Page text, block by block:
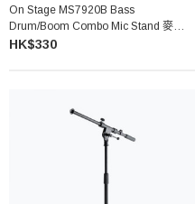
On Stage MS7920B Bass
Drum/Boom Combo Mic Stand 麥克風
支架
HK$330